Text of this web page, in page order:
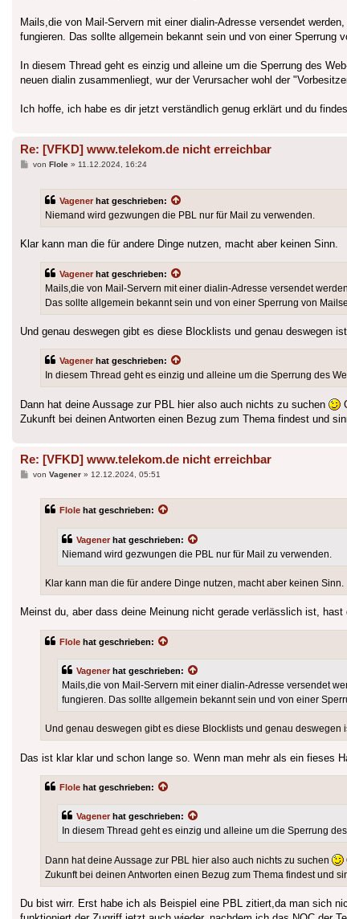
Mails,die von Mail-Servern mit einer dialin-Adresse versendet
fungieren. Das sollte allgemein bekannt sein und von einer Sperrung
In diesem Thread geht es einzig und alleine um die Sperrung des
neuen dialin zusammenliegt, wur der Verursacher wohl der
Ich hoffe, ich habe es dir jetzt verständlich genug erklärt und du
Re: [VFKD] www.telekom.de nicht erreichbar
Beitrag
von Flole» 11.12.2024, 16:24
Vagener hat geschrieben:
Niemand wird gezwungen die PBL nur für Mail zu verwenden.
Klar kann man die für andere Dinge nutzen, macht aber keinen Sinn.
Vagener hat geschrieben:
Mails,die von Mail-Servern mit einer dialin-Adresse versendet
Das sollte allgemein bekannt sein und von einer Sperrung von
Und genau deswegen gibt es diese Blocklists und genau deswegen
Vagener hat geschrieben:
In diesem Thread geht es einzig und alleine um die Sperrung des
Dann hat deine Aussage zur PBL hier also auch nichts zu suchen
Zukunft bei deinen Antworten einen Bezug zum Thema findest und
Re: [VFKD] www.telekom.de nicht erreichbar
Beitrag
von Vagener» 12.12.2024, 05:51
Flole hat geschrieben:
Vagener hat geschrieben:
Niemand wird gezwungen die PBL nur für Mail zu verwenden.
Klar kann man die für andere Dinge nutzen, macht aber keinen Sinn.
Meinst du, aber dass deine Meinung nicht gerade verlässlich ist, hast
Flole hat geschrieben:
Vagener hat geschrieben:
Mails,die von Mail-Servern mit einer dialin-Adresse versendet
fungieren. Das sollte allgemein bekannt sein und von einer
Und genau deswegen gibt es diese Blocklists und genau
Das ist klar klar und schon lange so. Wenn man mehr als ein fieses
Flole hat geschrieben:
Vagener hat geschrieben:
In diesem Thread geht es einzig und alleine um die Sperrung
Dann hat deine Aussage zur PBL hier also auch nichts zu suchen
Zukunft bei deinen Antworten einen Bezug zum Thema findest und
Du bist wirr. Erst habe ich als Beispiel eine PBL zitiert,da man sich